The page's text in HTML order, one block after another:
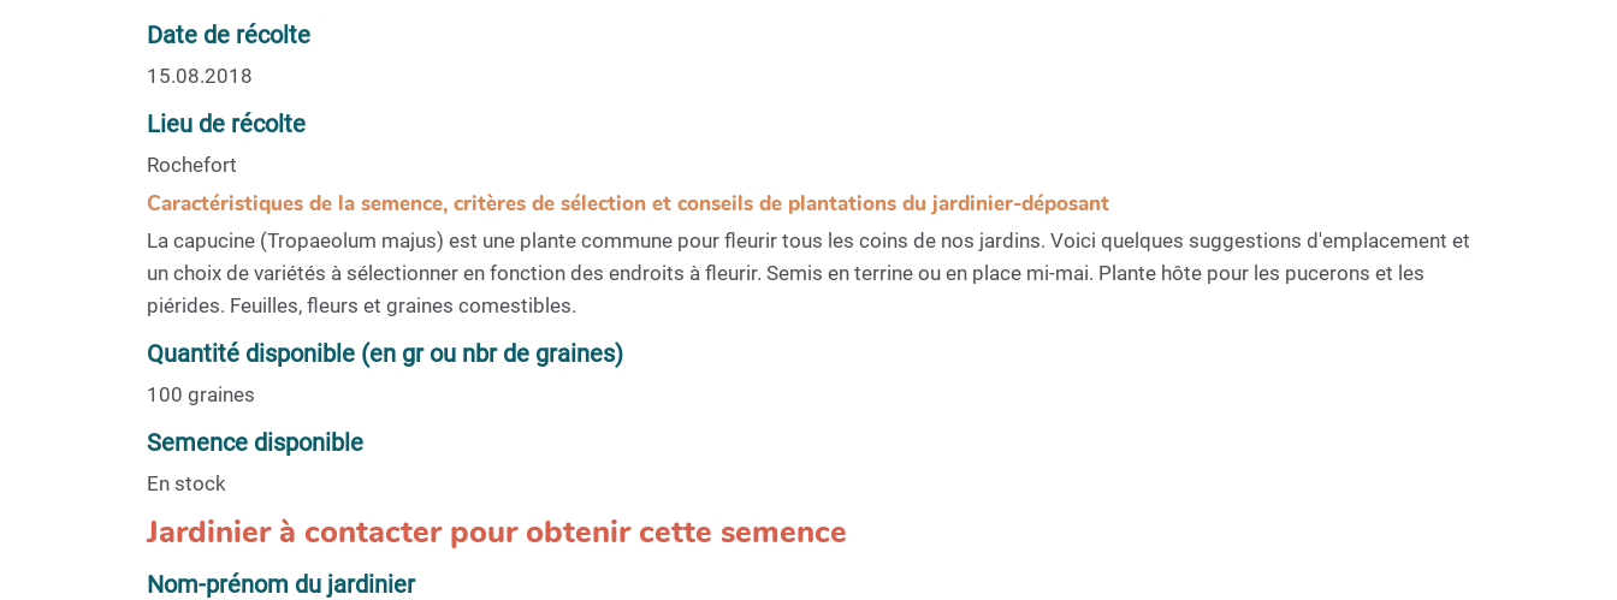
Date de récolte
15.08.2018
Lieu de récolte
Rochefort
Caractéristiques de la semence, critères de sélection et conseils de plantations du jardinier-déposant
La capucine (Tropaeolum majus) est une plante commune pour fleurir tous les coins de nos jardins. Voici quelques suggestions d'emplacement et
un choix de variétés à sélectionner en fonction des endroits à fleurir. Semis en terrine ou en place mi-mai. Plante hôte pour les pucerons et les
piérides. Feuilles, fleurs et graines comestibles.
Quantité disponible (en gr ou nbr de graines)
100 graines
Semence disponible
En stock
Jardinier à contacter pour obtenir cette semence
Nom-prénom du jardinier